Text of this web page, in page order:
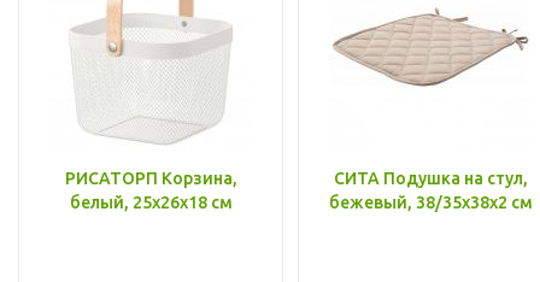
РИСАТОРП Корзина,
белый, 25x26x18 см
СИТА Подушка на стул,
бежевый, 38/35x38x2 см